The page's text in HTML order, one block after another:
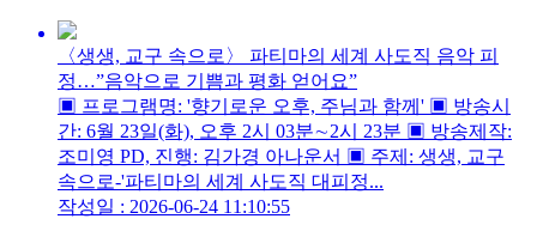
〈생생, 교구 속으로〉 파티마의 세계 사도직 음악 피
정…”음악으로 기쁨과 평화 얻어요”
▣ 프로그램명: '향기로운 오후, 주님과 함께' ▣ 방송시
간: 6월 23일(화), 오후 2시 03분∼2시 23분 ▣ 방송제작:
조미영 PD, 진행: 김가경 아나운서 ▣ 주제: 생생, 교구
속으로-'파티마의 세계 사도직 대피정...
작성일 : 2026-06-24 11:10:55